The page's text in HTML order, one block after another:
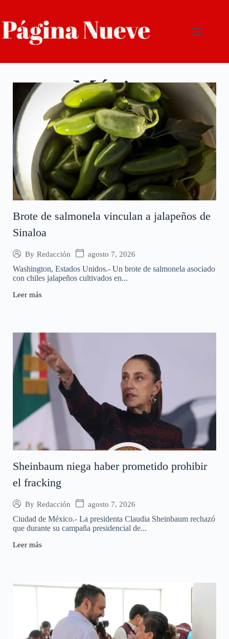
México
Brote de salmonela vinculan a jalapeños de
Sinaloa
By Redacción agosto 7, 2026
Washington, Estados Unidos.- Un brote de salmonela asociado
con chiles jalapeños cultivados en...
Leer más
Sheinbaum niega haber prometido prohibir
el fracking
By Redacción agosto 7, 2026
Ciudad de México.- La presidenta Claudia Sheinbaum rechazó
que durante su campaña presidencial de...
Leer más